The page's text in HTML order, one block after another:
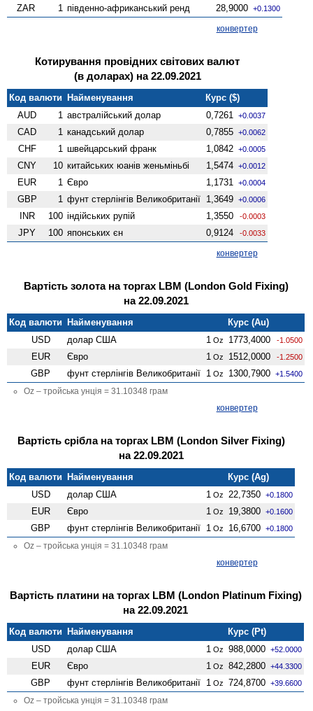
ZAR 1 південно-африканський ренд 28,9000 +0.1300
конвертер
Котирування провідних світових валют
(в доларах) на 22.09.2021
Код валюти Найменування
Курс ($)
AUD
1 австралійський долар 0,7261 +0.0037
CAD 1 канадський долар 0,7855 +0.0062
CHF 1 швейцарський франк 1,0842 +0.0005
CNY 10 китайських юанів женьмiньбi 1,5474 +0.0012
EUR 1 Євро 1,1731 +0.0004
GBP 1 фунт стерлінгів Велико­британії 1,3649 +0.0006
INR 100 індійських рупій 1,3550 -0.0003
JPY 100 японських єн 0,9124 -0.0033
конвертер
Вартість золота на торгах LBM (London Gold Fixing)
на 22.09.2021
Код валюти Найменування
Курс (Au)
USD
долар США 1 Oz 1773,4000 -1.0500
EUR Євро 1 Oz 1512,0000 -1.2500
GBP фунт стерлінгів Велико­британії 1 Oz 1300,7900 +1.5400
Oz – тройська унція = 31.10348 грам
конвертер
Вартість срібла на торгах LBM (London Silver Fixing)
на 22.09.2021
Код валюти Найменування
Курс (Ag)
USD
долар США 1 Oz 22,7350 +0.1800
EUR Євро 1 Oz 19,3800 +0.1600
GBP фунт стерлінгів Велико­британії 1 Oz 16,6700 +0.1800
Oz – тройська унція = 31.10348 грам
конвертер
Вартість платини на торгах LBM (London Platinum Fixing)
на 22.09.2021
Код валюти Найменування
Курс (Pt)
USD
долар США 1 Oz 988,0000 +52.0000
EUR Євро 1 Oz 842,2800 +44.3300
GBP фунт стерлінгів Велико­британії 1 Oz 724,8700 +39.6600
Oz – тройська унція = 31.10348 грам